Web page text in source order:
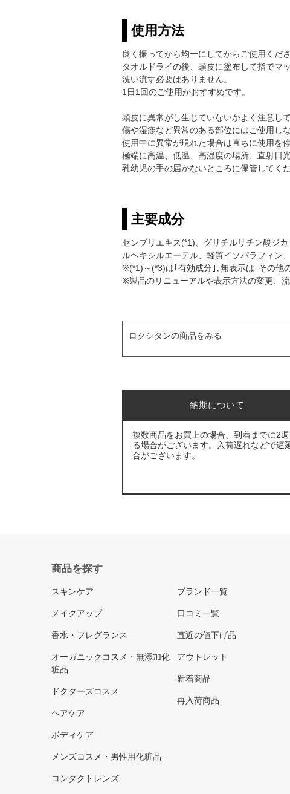
使用方法
良く振ってから均一にしてからご使用くださ
タオルドライの後、頭皮に塗布して指でマ
洗い流す必要はありません。
1日1回のご使用がおすすめです。
頭皮に異常がし生じていないかよく注意し
傷や湿疹など異常のある部位にはご使用し
使用中に異常が現れた場合は直ちに使用を
極端に高温、低温、高湿度の場所、直射日
乳幼児の手の届かないところに保管してくだ
主要成分
センブリエキス(*1)、グリチルリチン酸ジ
ルヘキシルエーテル、軽質イソパラフィン
※(*1)～(*3)は｢有効成分｣､無表示は｢その他
※製品のリニューアルや表示方法の変更、
ロクシタンの商品をみる
納期について
複数商品をお買上の場合、到着までに2
る場合がございます。入荷遅れなどで
合がございます。
商品を探す
スキンケア
メイクアップ
香水・フレグランス
オーガニックコスメ・無添加化
粧品
ドクターズコスメ
ヘアケア
ボディケア
メンズコスメ・男性用化粧品
コンタクトレンズ
ブランド一覧
口コミ一覧
直近の値下げ品
アウトレット
新着商品
再入荷商品